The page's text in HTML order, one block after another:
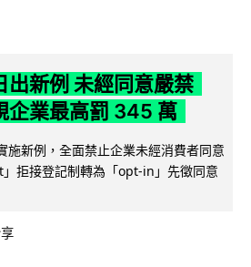
出新例 未經同意嚴禁
企業最高罰 345 萬
施新例，全面禁止企業未經消費者同意
拒接登記制轉為「opt-in」先徵同意